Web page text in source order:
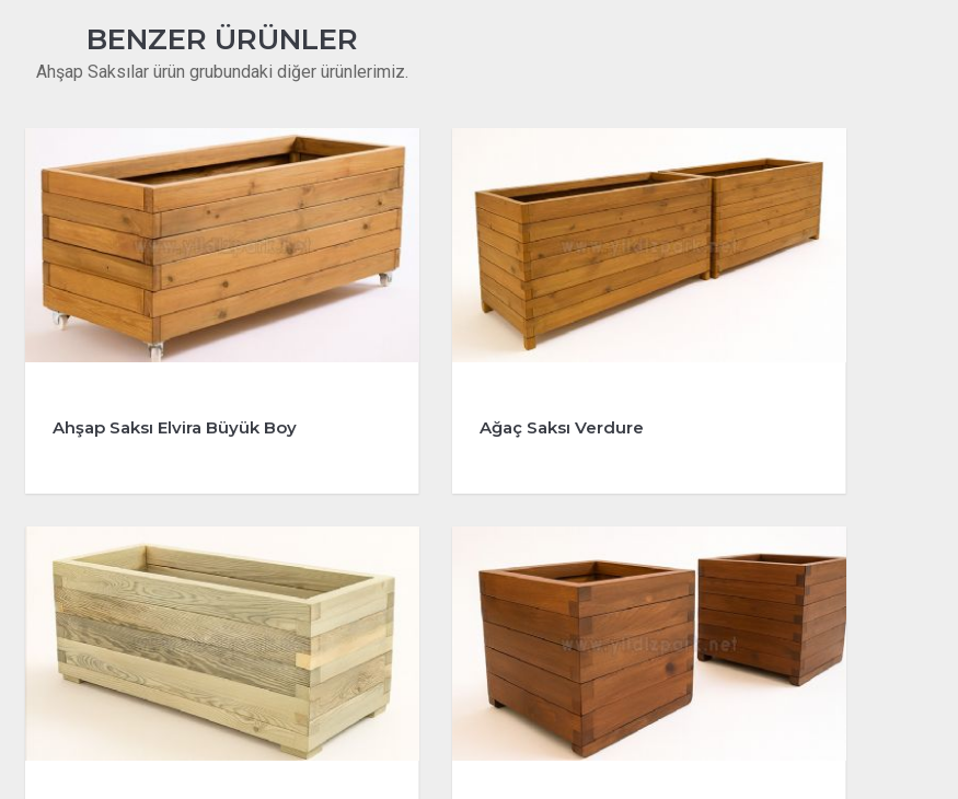
BENZER ÜRÜNLER
Ahşap Saksılar ürün grubundaki diğer ürünlerimiz.
Ahşap Saksı Elvira Büyük Boy Ağaç Saksı Verdure